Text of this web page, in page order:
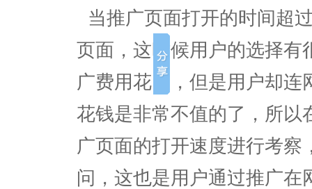
当推广页面打开的时间超
页面，这时候用户的选择有
广费用花了，但是用户却
花钱是非常不值的了，所以
广页面的打开速度进行考
问，这也是用户通过推广在